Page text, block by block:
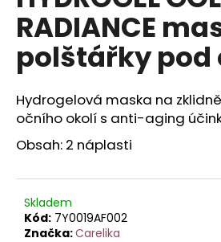
0,0
5
hvězdiček.
RADIANCE
polštářky pod
Hydrogelová maska na
očního okolí s anti-aging
Obsah: 2 náplasti
Skladem
Kód: 7Y0019AF002
Značka:Carelika
a
j
t
?